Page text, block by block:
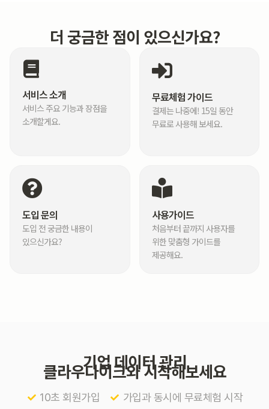
더 궁금한 점이 있으신가요?
서비스 소개
서비스 주요 기능과 장점을
소개할게요.
무료체험 가이드
결제는 나중에! 15일 동안
무료로 사용해 보세요.
도입 문의
도입 전 궁금한 내용이
있으신가요?
사용가이드
처음부터 끝까지 사용자를
위한 맞춤형 가이드를
제공해요.
기업 데이터 관리
클라우다이크와 시작해보세요
10초 회원가입
가입과 동시에 무료체험 시작